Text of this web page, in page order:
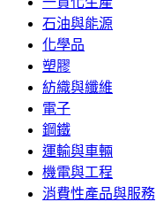
石油與能源
化學品
塑膠
紡織與纖維
電子
鋼鐵
運輸與車輛
機電與工程
消費性產品與服務